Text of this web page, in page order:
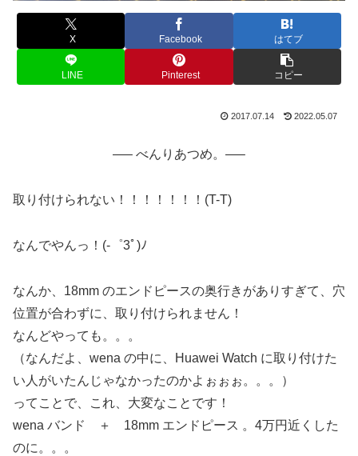
X Facebook はてブ
LINE Pinterest コピー
2017.07.14 2022.05.07
—– べんりあつめ。—–
取り付けられない！！！！！！！(T-T)
なんでやんっ！(-゜3ﾟ)ﾉ
なんか、18mm のエンドピースの奥行きがありすぎて、穴
位置が合わずに、取り付けられません！
なんどやっても。。。
（なんだよ、wena の中に、Huawei Watch に取り付けた
い人がいたんじゃなかったのかよぉぉぉ。。。）
ってことで、これ、大変なことです！
wena バンド ＋ 18mm エンドピース 。4万円近くした
のに。。。